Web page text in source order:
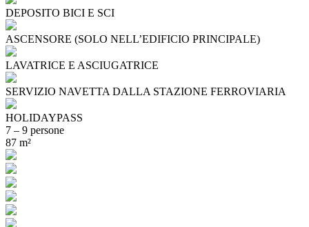
DEPOSITO BICI E SCI
ASCENSORE (SOLO NELL’EDIFICIO PRINCIPALE)
LAVATRICE E ASCIUGATRICE
SERVIZIO NAVETTA DALLA STAZIONE FERROVIARIA
HOLIDAYPASS
7 – 9 persone
87 m²